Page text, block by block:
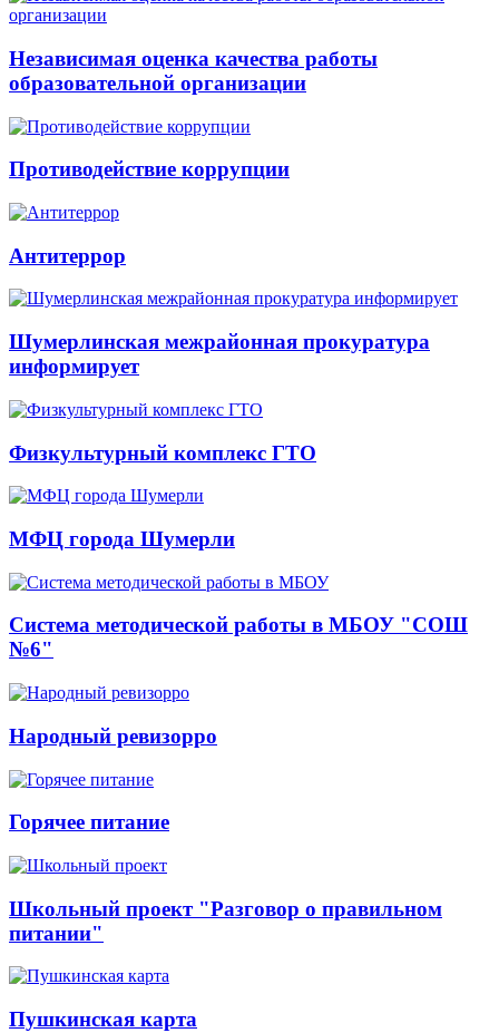
Независимая оценка качества работы
образовательной организации
Противодействие коррупции
Антитеррор
Шумерлинская межрайонная прокуратура
информирует
Физкультурный комплекс ГТО
МФЦ города Шумерли
Система методической работы в МБОУ "СОШ
№6"
Народный ревизорро
Горячее питание
Школьный проект "Разговор о правильном
питании"
Пушкинская карта